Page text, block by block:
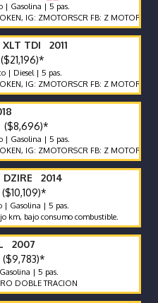
| Gasolina | 5 pas.
IG: ZMOTORSCR FB: Z MOTORS.
XLT TDI 2011
($21,196)*
| Diesel | 5 pas.
IG: ZMOTORSCR FB: Z MOTORS.
($8,696)*
| Gasolina | 5 pas.
IG: ZMOTORSCR FB: Z MOTORS.
DZIRE 2014
($10,109)*
| Gasolina | 5 pas.
bajo consumo combustible.
2007
($9,783)*
| 5 pas.
TRACION